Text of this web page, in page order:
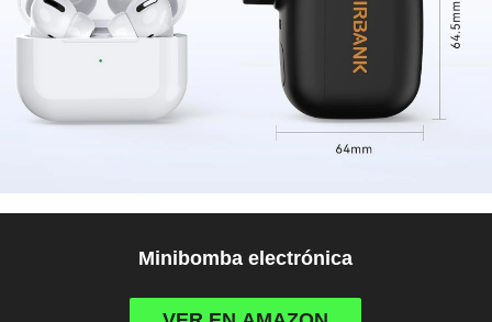
Minibomba electrónica